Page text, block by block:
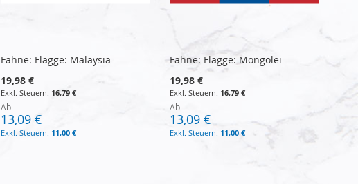
Fahne: Flagge: Malaysia
19,98 €
16,79 €
Ab
13,09 €
11,00 €
Fahne: Flagge: Mongolei
19,98 €
16,79 €
Ab
13,09 €
11,00 €